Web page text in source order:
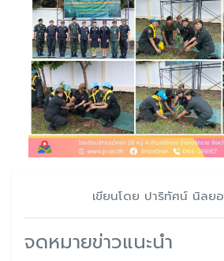
เขียนโดย ปาริทัศน์ นิลย
จดหมายข่าวแนะนำ